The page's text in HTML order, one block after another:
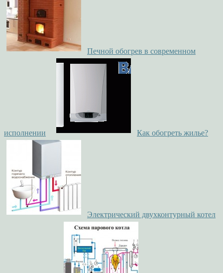
Печной обогрев в современном
исполнении Как обогреть жилье?
Электрический двухконтурный котел